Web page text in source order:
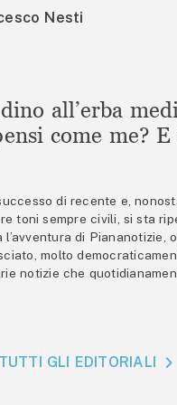
Nesti
all’erba
come me?
di recente e,
toni sempre civili, si sta
di Piananotizie,
molto
notizie che
GLI EDITORIALI